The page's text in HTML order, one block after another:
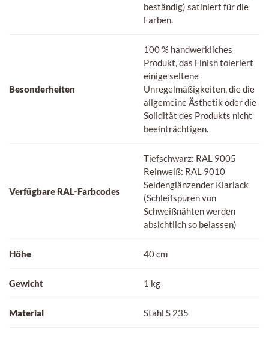
beständig) satiniert für die
Farben.
Besonderheiten
100 % handwerkliches
Produkt, das Finish toleriert
einige seltene
Unregelmäßigkeiten, die die
allgemeine Ästhetik oder die
Solidität des Produkts nicht
beeinträchtigen.
Verfügbare RAL-Farbcodes
Tiefschwarz: RAL 9005
Reinweiß: RAL 9010
Seidenglänzender Klarlack
(Schleifspuren von
Schweißnähten werden
absichtlich so belassen)
Höhe 40 cm
Gewicht 1 kg
Material Stahl S 235